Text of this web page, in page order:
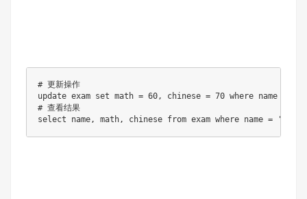
# 更新操作
update exam set math = 60, chinese = 70 where name = '
# 查看结果
select name, math, chinese from exam where name = '曹孟